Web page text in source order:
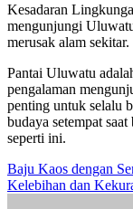
Kesadaran
mengunjungi
merusak alam sekitar.
Pantai Uluwatu
pengalaman
penting untuk selalu
budaya setempat
seperti ini.
Post
navigation
Baju Kaos dengan
Kelebihan dan